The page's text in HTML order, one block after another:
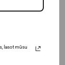
lasot mūsu